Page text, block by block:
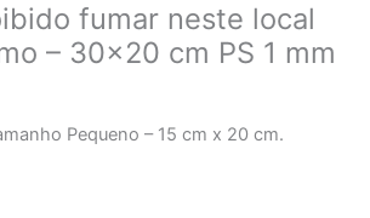
fumar neste local
– 30×20 cm PS 1 mm
Pequeno – 15 cm x 20 cm.